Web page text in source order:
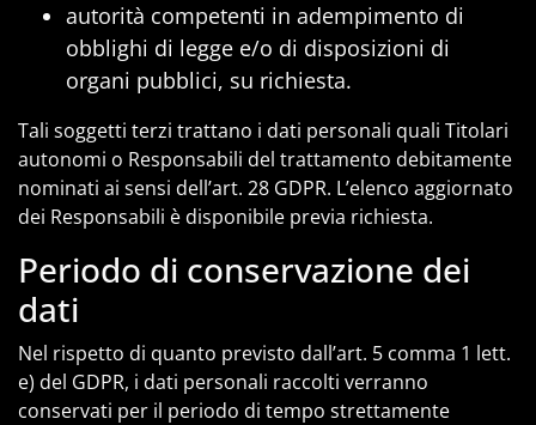
autorità competenti in adempimento di
obblighi di legge e/o di disposizioni di
organi pubblici, su richiesta.
Tali soggetti terzi trattano i dati personali quali Titolari
autonomi o Responsabili del trattamento debitamente
nominati ai sensi dell’art. 28 GDPR. L’elenco aggiornato
dei Responsabili è disponibile previa richiesta.
Periodo di conservazione dei
dati
Nel rispetto di quanto previsto dall’art. 5 comma 1 lett.
e) del GDPR, i dati personali raccolti verranno
conservati per il periodo di tempo strettamente